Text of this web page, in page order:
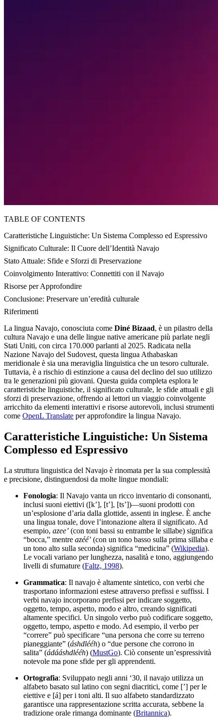
TABLE OF CONTENTS
Caratteristiche Linguistiche: Un Sistema Complesso ed Espressivo
Significato Culturale: Il Cuore dell’Identità Navajo
Stato Attuale: Sfide e Sforzi di Preservazione
Coinvolgimento Interattivo: Connettiti con il Navajo
Risorse per Approfondire
Conclusione: Preservare un’eredità culturale
Riferimenti
La lingua Navajo, conosciuta come Diné Bizaad, è un pilastro della
cultura Navajo e una delle lingue native americane più parlate negli
Stati Uniti, con circa 170.000 parlanti al 2025. Radicata nella
Nazione Navajo del Sudovest, questa lingua Athabaskan
meridionale è sia una meraviglia linguistica che un tesoro culturale.
Tuttavia, è a rischio di estinzione a causa del declino del suo utilizzo
tra le generazioni più giovani. Questa guida completa esplora le
caratteristiche linguistiche, il significato culturale, le sfide attuali e gli
sforzi di preservazione, offrendo ai lettori un viaggio coinvolgente
arricchito da elementi interattivi e risorse autorevoli, inclusi strumenti
come OpenL Translate per approfondire la lingua Navajo.
Caratteristiche Linguistiche: Un Sistema
Complesso ed Espressivo
La struttura linguistica del Navajo è rinomata per la sua complessità
e precisione, distinguendosi da molte lingue mondiali:
Fonologia: Il Navajo vanta un ricco inventario di consonanti,
inclusi suoni eiettivi ([kʼ], [tʼ], [tsʼ])—suoni prodotti con
un’esplosione d’aria dalla glottide, assenti in inglese. È anche
una lingua tonale, dove l’intonazione altera il significato. Ad
esempio, azeeʼ (con toni bassi su entrambe le sillabe) significa
“bocca,” mentre azééʼ (con un tono basso sulla prima sillaba e
un tono alto sulla seconda) significa “medicina” (Wikipedia).
Le vocali variano per lunghezza, nasalità e tono, aggiungendo
livelli di sfumature (Faltz, 1998).
Grammatica: Il navajo è altamente sintetico, con verbi che
trasportano informazioni estese attraverso prefissi e suffissi. I
verbi navajo incorporano prefissi per indicare soggetto,
oggetto, tempo, aspetto, modo e altro, creando significati
altamente specifici. Un singolo verbo può codificare soggetto,
oggetto, tempo, aspetto e modo. Ad esempio, il verbo per
“correre” può specificare “una persona che corre su terreno
pianeggiante” (áshdlééh) o “due persone che corrono in
salita” (ádááshdlééh) (MustGo). Ciò consente un’espressività
notevole ma pone sfide per gli apprendenti.
Ortografia: Sviluppato negli anni ‘30, il navajo utilizza un
alfabeto basato sul latino con segni diacritici, come [ʼ] per le
eiettive e [á] per i toni alti. Il suo alfabeto standardizzato
garantisce una rappresentazione scritta accurata, sebbene la
tradizione orale rimanga dominante (Britannica).